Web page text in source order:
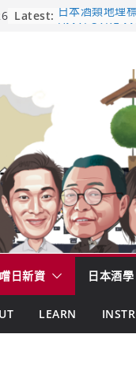
Latest: 日本酒類地理
【酒業商戰】
市場！梅乃宿
龜之井酒造：
吟釀的堅持與
嚐日新資 日本酒學
LEARN